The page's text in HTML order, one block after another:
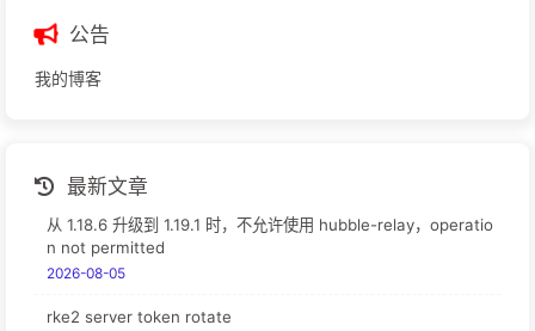
公告
我的博客
最新文章
从 1.18.6 升级到 1.19.1 时，不允许使用 hubble-relay，operatio
n not permitted
2026-08-05
rke2 server token rotate